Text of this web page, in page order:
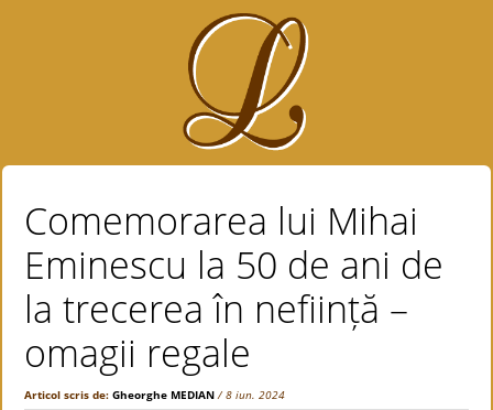
Comemorarea lui Mihai
Eminescu la 50 de ani de
la trecerea în neființă –
omagii regale
Articol scris de:Gheorghe MEDIAN / 8 iun. 2024